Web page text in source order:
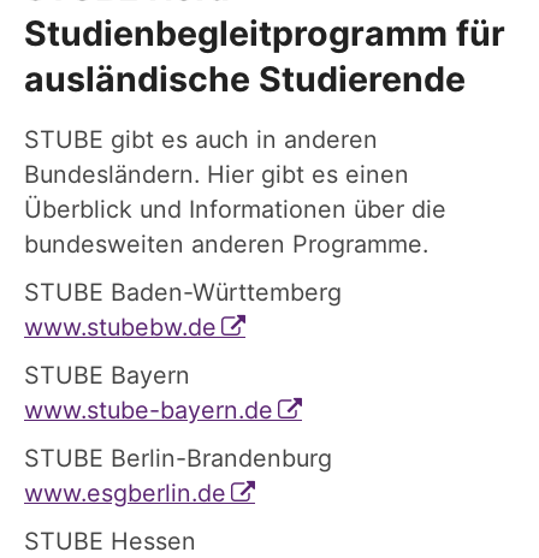
Studienbegleitprogramm für
ausländische Studierende
STUBE gibt es auch in anderen
Bundesländern. Hier gibt es einen
Überblick und Informationen über die
bundesweiten anderen Programme.
STUBE Baden-Württemberg
www.stubebw.de
STUBE Bayern
www.stube-bayern.de
STUBE Berlin-Brandenburg
www.esgberlin.de
STUBE Hessen